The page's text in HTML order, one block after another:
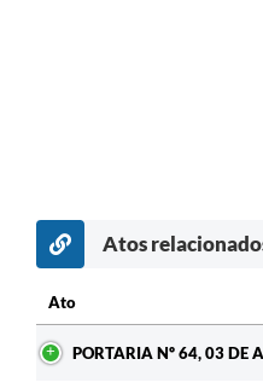
Atos
Ato
PORTARIA Nº 64, 03 DE